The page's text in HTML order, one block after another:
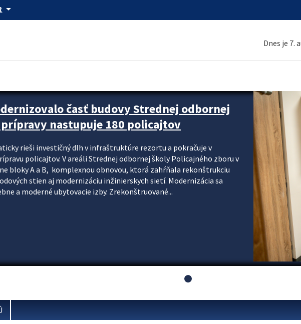
arrow_drop_down
Dnes je 7.
časť budovy Strednej odbornej
nastupuje 180 policajtov
rieši investičný dlh v infraštruktúre rezortu a pokračuje v
policajtov. V areáli Strednej odbornej školy Policajného zboru v
bloky A a B, komplexnou obnovou, ktorá zahŕňala rekonštrukciu
stien aj modernizáciu inžinierskych sietí. Modernizácia sa
a moderné ubytovacie izby. Zrekonštruované...